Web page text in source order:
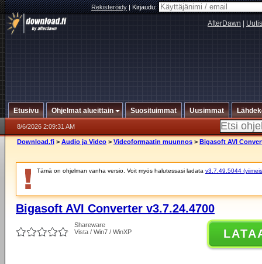
Rekisteröidy|Kirjaudu:
AfterDawn
Etusivu Ohjelmat alueittain Suosituimmat Uusimmat
8/6/2026 2:09:31 AM
Download.fi > Audio ja Video > Videoformaatin muunnos > Bigasoft AVI
Tämä on ohjelman vanha versio. Voit myös halutessasi ladata v3.7.49.5044
Bigasoft AVI Converter v3.7.24.4700
Shareware
Vista / Win7 / WinXP